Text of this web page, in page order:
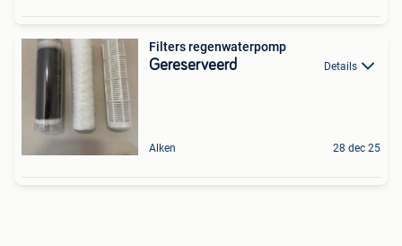
Filters regenwaterpomp
Gereserveerd Details
Alken 28 dec 25